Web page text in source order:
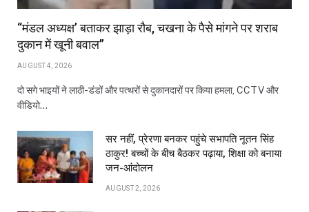
“मंडल अध्यक्ष’ बताकर झाड़ा रौब, चखना के पैसे मांगने पर शराब
दुकान में खूनी बवाल”
AUGUST 4, 2026
दो सगे भाइयों ने लाठी-डंडों और पत्थरों से दुकानदारों पर किया हमला, CCTV और
वीडियो…
सर नहीं, प्रेरणा बनकर पहुंचे सभापति नूतन सिंह
ठाकुर! बच्चों के बीच बैठकर पढ़ाया, शिक्षा को बनाया
जन-आंदोलन
AUGUST 2, 2026